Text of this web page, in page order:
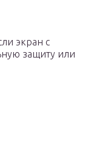
экран с
защиту или